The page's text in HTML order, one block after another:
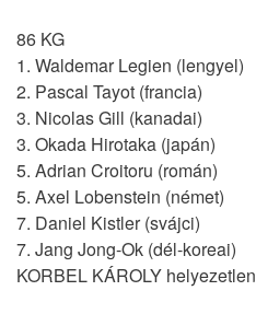
86 KG
1. Waldemar Legien (lengyel)
2. Pascal Tayot (francia)
3. Nicolas Gill (kanadai)
3. Okada Hirotaka (japán)
5. Adrian Croitoru (román)
5. Axel Lobenstein (német)
7. Daniel Kistler (svájci)
7. Jang Jong-Ok (dél-koreai)
KORBEL KÁROLY helyezetlen